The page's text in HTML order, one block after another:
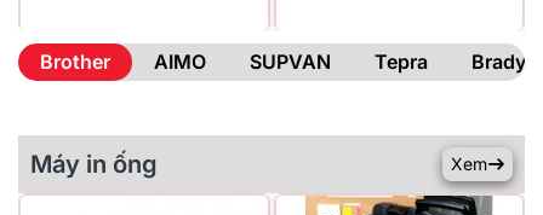
Brother AIMO SUPVAN Tepra Brady
Máy in ống Xem